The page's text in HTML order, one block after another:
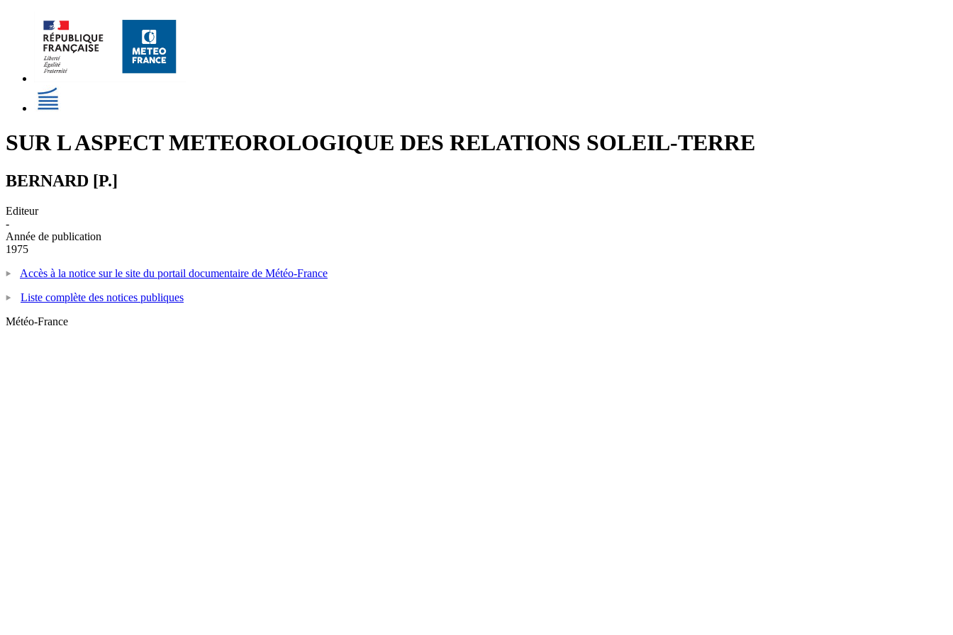
SUR L ASPECT METEOROLOGIQUE DES RELATIONS SOLEIL-TERRE
BERNARD [P.]
Editeur
-
Année de publication
1975
Accès à la notice sur le site du portail documentaire de Météo-France
Liste complète des notices publiques
Météo-France